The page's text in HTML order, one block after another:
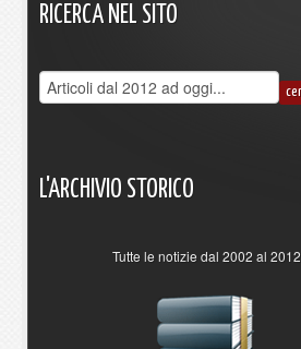
RICERCA NEL SITO
L'ARCHIVIO STORICO
Tutte le notizie dal 2002 al 2012